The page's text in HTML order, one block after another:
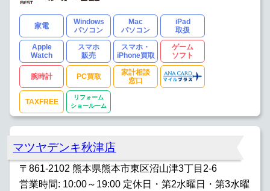
家電
Windows
パソコン
Mac
パソコン
iPad
取扱
Apple
Watch
スマホ
販売
スマホ・
iPhone買取
ゲーム
ソフト
腕時計 PC買取
家計相談
窓口
TAXFREE
リフォーム
ショールーム
マツヤデンキ秋津店
〒861-2102 熊本県熊本市東区沼山津3丁目2-6
営業時間: 10:00～19:00 定休日・第2水曜日・第3水曜